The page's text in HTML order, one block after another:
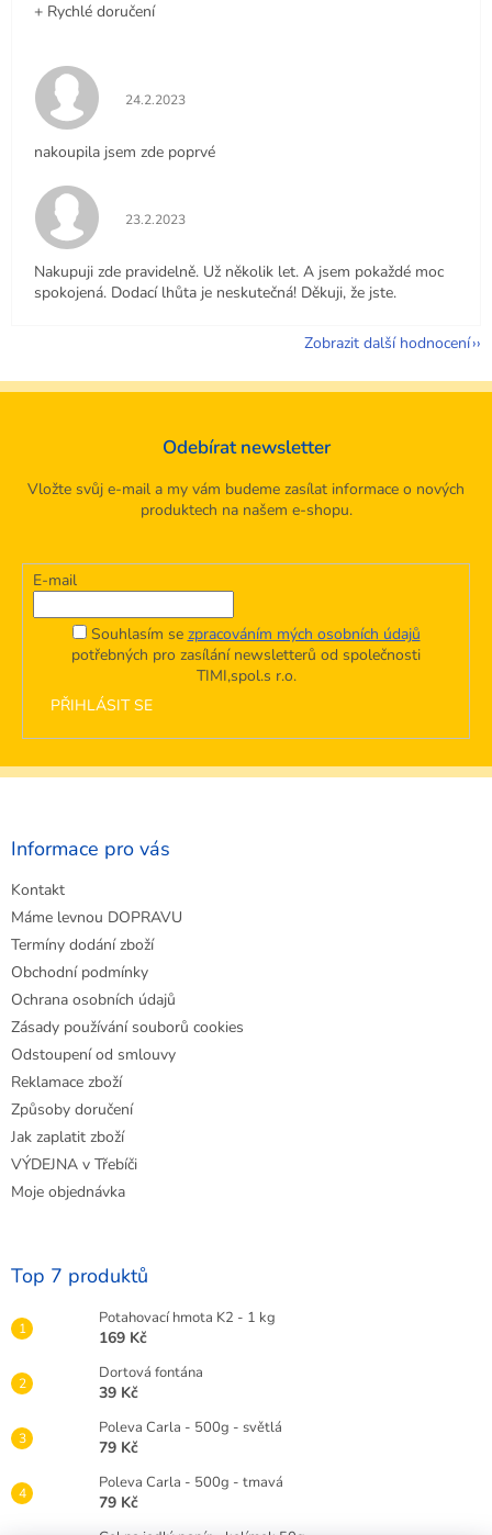
+ Rychlé doručení
Hodnocení obchodu je 5 z 5 hvězdiček.
24.2.2023
nakoupila jsem zde poprvé
Hodnocení obchodu je 5 z 5 hvězdiček.
23.2.2023
Nakupuji zde pravidelně. Už několik let. A jsem pokaždé moc
spokojená. Dodací lhůta je neskutečná! Děkuji, že jste.
Zobrazit další hodnocení
Odebírat newsletter
Vložte svůj e-mail a my vám budeme zasílat informace o nových
produktech na našem e-shopu.
E-mail
Souhlasím se zpracováním mých osobních údajů
potřebných pro zasílání newsletterů od společnosti
TIMI,spol.s r.o.
PŘIHLÁSIT SE
Z
Informace pro vás
Kontakt
Máme levnou DOPRAVU
Termíny dodání zboží
Obchodní podmínky
Ochrana osobních údajů
Zásady používání souborů cookies
Odstoupení od smlouvy
Reklamace zboží
Způsoby doručení
Jak zaplatit zboží
VÝDEJNA v Třebíči
Moje objednávka
Top 7 produktů
Potahovací hmota K2 - 1 kg
169 Kč
Dortová fontána
39 Kč
Poleva Carla - 500g - světlá
79 Kč
Poleva Carla - 500g - tmavá
79 Kč